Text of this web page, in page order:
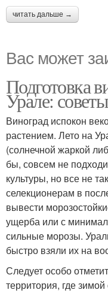
читать дальше →
Вас может
Подготовка
Урале:
Виноград испокон
растением. Лето на
(солнечной жаркой
бы, совсем не
культуры, но все не
селекционерам в
вывести
ущерба или с
сильные морозы.
быстро взяли их на
Следует особо
территория, где